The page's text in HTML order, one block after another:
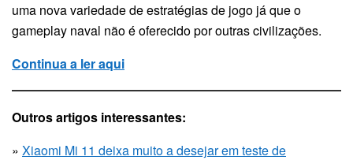
uma nova variedade de estratégias de jogo já que o
gameplay naval não é oferecido por outras civilizações.
Continua a ler aqui
Outros artigos interessantes:
» Xiaomi Mi 11 deixa muito a desejar em teste de